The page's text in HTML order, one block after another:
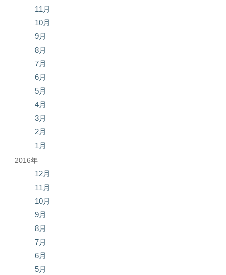
11月
10月
9月
8月
7月
6月
5月
4月
3月
2月
1月
2016年
12月
11月
10月
9月
8月
7月
6月
5月